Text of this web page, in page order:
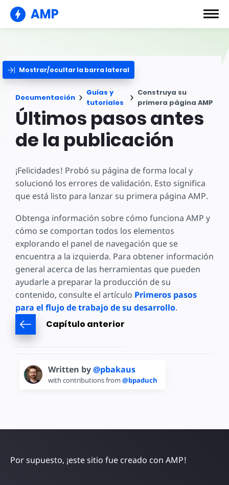
AMP
Mostrar/ocultar la barra lateral
Documentación
Guías y
tutoriales
Construya su
primera página AMP
Últimos pasos antes
de la publicación
¡Felicidades! Probó su página de forma local y
solucionó los errores de validación. Esto significa
que está listo para lanzar su primera página AMP.
Obtenga información sobre cómo funciona AMP y
cómo se comportan todos los elementos
explorando el panel de navegación que se
encuentra a la izquierda. Para obtener información
general acerca de las herramientas que pueden
ayudarle a preparar la producción de su
contenido, consulte el artículo Primeros pasos
para el flujo de trabajo de su desarrollo.
Capítulo anterior
Written by@pbakaus
with contributions from @bpaduch
Por supuesto, ¡este sitio fue creado con AMP!